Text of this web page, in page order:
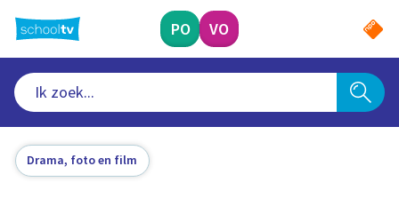
naar
hoofdinhoud
PO VO
Drama, foto en film